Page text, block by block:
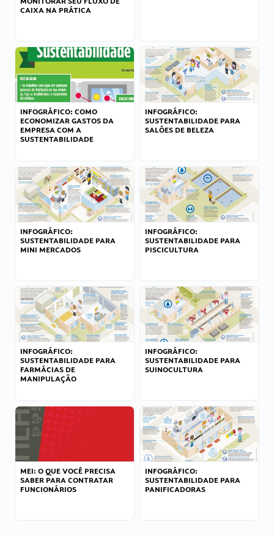
CAIXA NA PRÁTICA
INFOGRÁFICO: COMO
ECONOMIZAR GASTOS DA
EMPRESA COM A
SUSTENTABILIDADE
INFOGRÁFICO:
SUSTENTABILIDADE PARA
SALÕES DE BELEZA
INFOGRÁFICO:
SUSTENTABILIDADE PARA
MINI MERCADOS
INFOGRÁFICO:
SUSTENTABILIDADE PARA
PISCICULTURA
INFOGRÁFICO:
SUSTENTABILIDADE PARA
FARMÁCIAS DE
MANIPULAÇÃO
INFOGRÁFICO:
SUSTENTABILIDADE PARA
SUINOCULTURA
MEI: O QUE VOCÊ PRECISA
SABER PARA CONTRATAR
FUNCIONÁRIOS
INFOGRÁFICO:
SUSTENTABILIDADE PARA
PANIFICADORAS